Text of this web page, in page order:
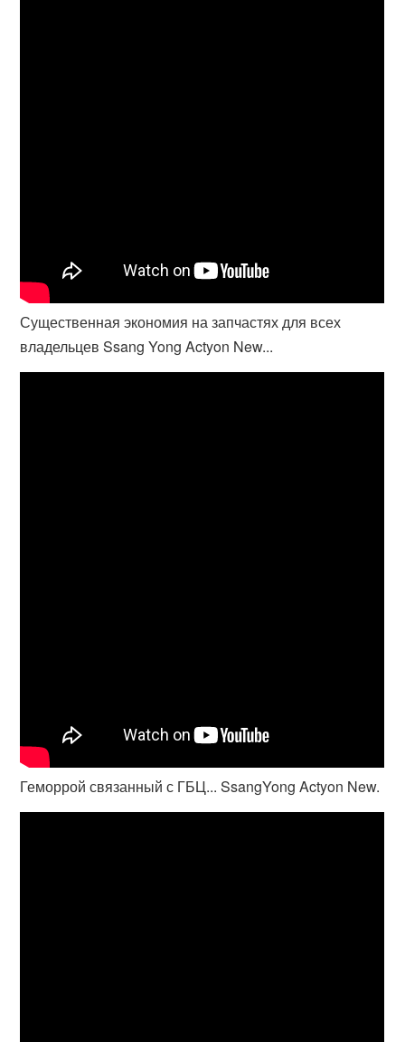
Существенная экономия на запчастях для всех
владельцев Ssang Yong Actyon New...
Геморрой связанный с ГБЦ... SsangYong Actyon New.